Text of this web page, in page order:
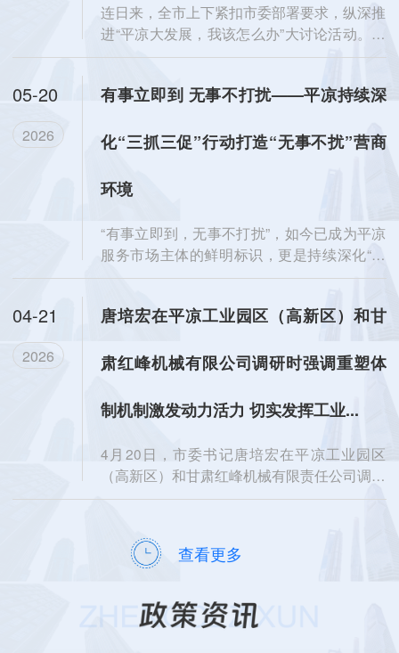
连日来，全市上下紧扣市委部署要求，纵深推
进“平凉大发展，我该怎么办”大讨论活动。从
机关单位到工厂车间...
05-20
2026
有事立即到 无事不打扰——平凉持续深
化“三抓三促”行动打造“无事不扰”营商
环境
“有事立即到，无事不打扰”，如今已成为平凉
服务市场主体的鲜明标识，更是持续深化“三
抓三促”行动、聚力...
04-21
2026
唐培宏在平凉工业园区（高新区）和甘
肃红峰机械有限公司调研时强调重塑体
制机制激发动力活力 切实发挥工业...
4月20日，市委书记唐培宏在平凉工业园区
（高新区）和甘肃红峰机械有限责任公司调研
时强调，要深入贯彻党...
查看更多